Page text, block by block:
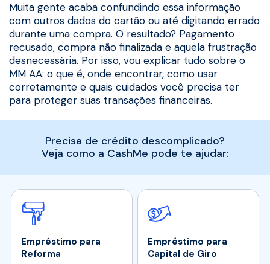
Muita gente acaba confundindo essa informação
com outros dados do cartão ou até digitando errado
durante uma compra. O resultado? Pagamento
recusado, compra não finalizada e aquela frustração
desnecessária. Por isso, vou explicar tudo sobre o
MM AA: o que é, onde encontrar, como usar
corretamente e quais cuidados você precisa ter
para proteger suas transações financeiras.
Precisa de crédito descomplicado?
Veja como a CashMe pode te ajudar:
Empréstimo para
Reforma
Empréstimo para
Capital de Giro